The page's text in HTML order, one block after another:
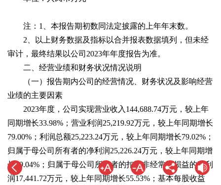
注：1、本报告期初数同法定披露的上年年末数。
2、以上财务数据及指标以合并报表数据填列，但未经
审计，最终结果以公司2023年年度报告为准。
二、经营业绩和财务状况情况说明
（一）报告期内公司的经营情况、财务状况及影响经营
业绩的主要因素
2023年度，公司实现营业收入144,688.74万元，较上年
同期增长33.98%；营业利润25,219.92万元，较上年同期增长
79.00%；利润总额25,223.24万元，较上年同期增长79.02%；
归属于母公司所有者的净利润25,226.24万元，较上年同期增
长79.04%；归属于母公司所有者的扣除非经常性损益的净利
润17,441.72万元，较上年同期增长55.53%；基本每股收益